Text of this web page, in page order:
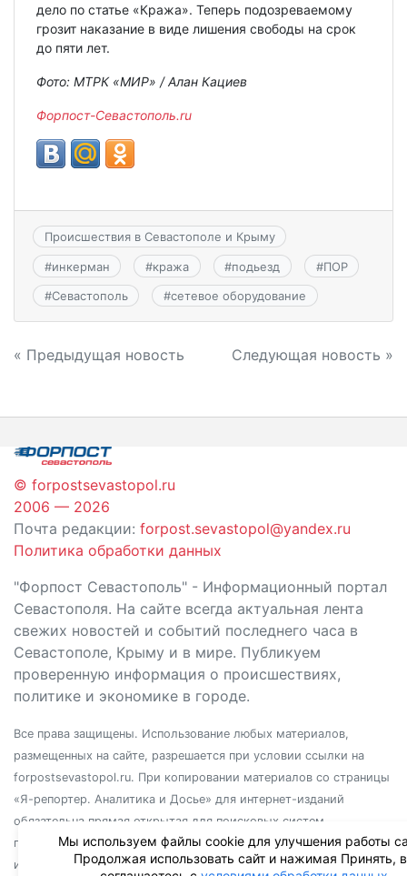
дело по статье «Кража». Теперь подозреваемому
грозит наказание в виде лишения свободы на срок
до пяти лет.
Фото: МТРК «МИР» / Алан Кациев
Форпост-Севастополь.ru
Происшествия в Севастополе и Крыму
#инкерман #кража #подьезд #ПОР
#Севастополь #сетевое оборудование
Навигация
записям
« Предыдущая новость Следующая новость »
© forpostsevastopol.ru
2006 — 2026
Почта редакции: forpost.sevastopol@yandex.ru
Политика обработки данных
"Форпост Севастополь" - Информационный портал
Севастополя. На сайте всегда актуальная лента
свежих новостей и событий последнего часа в
Севастополе, Крыму и в мире. Публикуем
проверенную информация о происшествиях,
политике и экономике в городе.
Все права защищены. Использование любых материалов,
размещенных на сайте, разрешается при условии ссылки на
forpostsevastopol.ru. При копировании материалов со страницы
«Я-репортер. Аналитика и Досье» для интернет-изданий
обязательна прямая открытая для поисковых систем
гиперссылка. Независимо от полного или частичного
использования материалов, ссылка должна быть размещена в
Мы используем файлы cookie для улучшения работы
Продолжая использовать сайт и нажимая Принять,